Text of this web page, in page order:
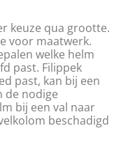
keuze qua grootte.
voor maatwerk.
welke helm
past. Filippek
past, kan bij een
de nodige
bij een val naar
beschadigd